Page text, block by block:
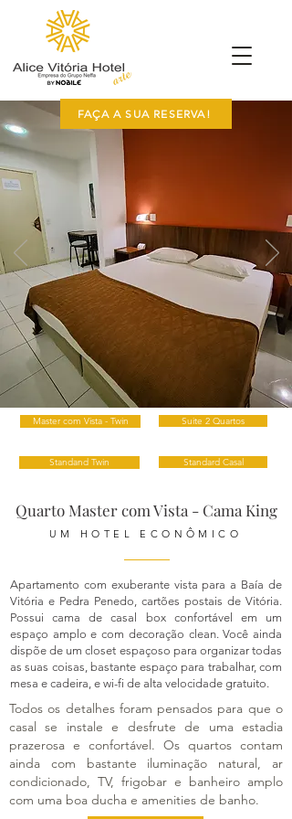
FAÇA A SUA RESERVA!
Master com Vista - Twin
Standand Twin
Suite 2 Quartos
Standard Casal
Quarto Master com Vista - Cama King
UM HOTEL ECONÔMICO
Apartamento com exuberante vista para a Baía de
Vitória e Pedra Penedo, cartões postais de Vitória.
Possui cama de casal box confortável em um
espaço amplo e com decoração clean. Você ainda
dispõe de um closet espaçoso para organizar todas
as suas coisas, bastante espaço para trabalhar, com
mesa e cadeira, e wi-fi de alta velocidade gratuito.
Todos os detalhes foram pensados para que o
casal se instale e desfrute de uma estadia
prazerosa e confortável. Os quartos contam
ainda com bastante iluminação natural, ar
condicionado, TV, frigobar e banheiro amplo
com uma boa ducha e amenities de banho.